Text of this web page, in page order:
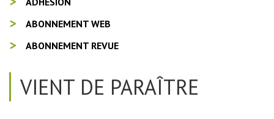
ABONNEMENT WEB
ABONNEMENT REVUE
VIENT DE PARAÎTRE